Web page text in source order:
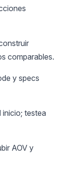
comparables.
y specs
inicio; testea
AOV y